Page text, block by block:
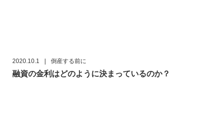
2020.10.1 倒産する前に
融資の金利はどのように決まっているのか？